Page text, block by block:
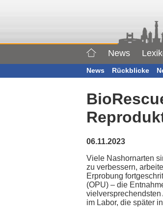
News
News Rückblicke
06.11.2023
Viele Nashornarten
zu verbessern,
Erprobung
(OPU) – die
im Labor, die später